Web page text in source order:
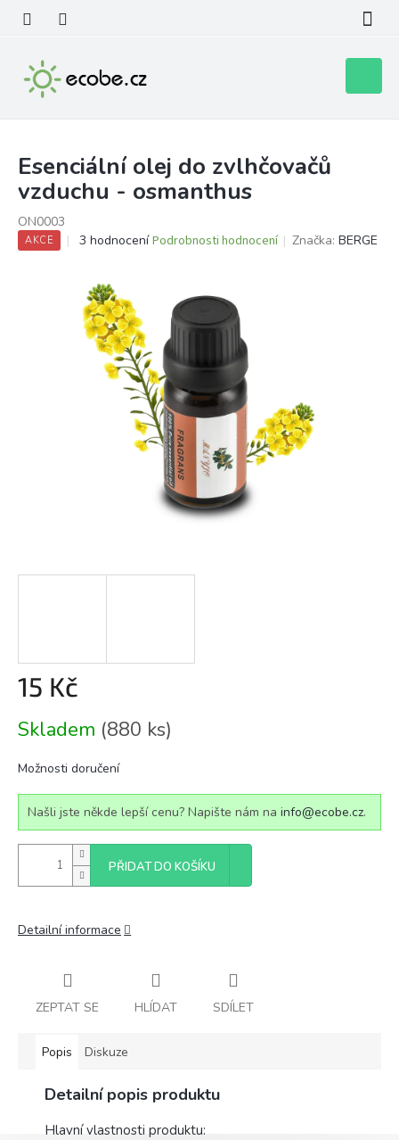
obsah
košík
Esenciální olej do zvlhčovačů
vzduchu - osmanthus
ON0003
AKCE
Průměrné
3,7
z
hvězdiček.
3 hodnocení Podrobnosti hodnocení Značka:BERGE
15 Kč
cena:
Skladem (880 ks)
Možnosti doručení
Našli jste někde lepší cenu? Napište nám na info@ecobe.cz.
PŘIDAT DO KOŠÍKU
Detailní informace
ZEPTAT SE HLÍDAT SDÍLET
Popis Diskuze
Detailní popis produktu
Hlavní vlastnosti produktu: